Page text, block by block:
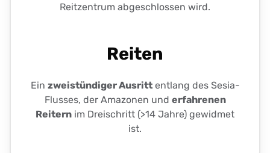
Reitzentrum abgeschlossen wird.
Reiten
Ein zweistündiger Ausrittentlang des Sesia-
Flusses, der Amazonen und erfahrenen
Reitern im Dreischritt (>14 Jahre) gewidmet
ist.